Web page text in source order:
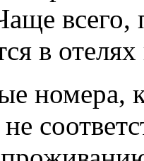
всего,
в
номера,